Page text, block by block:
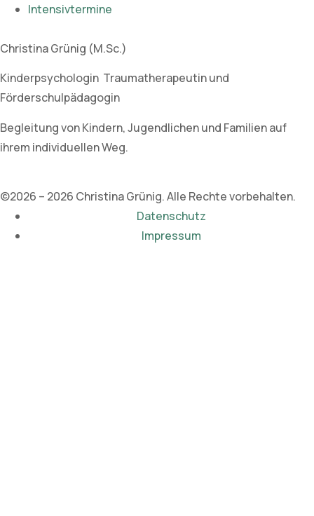
Intensivtermine
Christina Grünig (M.Sc.)
Kinderpsychologin Traumatherapeutin und
Förderschulpädagogin
Begleitung von Kindern, Jugendlichen und Familien auf
ihrem individuellen Weg.
©2026 – 2026 Christina Grünig. Alle Rechte vorbehalten.
Datenschutz
Impressum